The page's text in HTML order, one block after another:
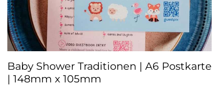
Baby Shower Traditionen | A6 Postkarte
| 148mm x 105mm